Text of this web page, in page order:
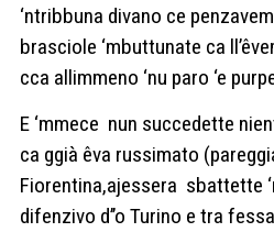
‘ntribbuna divano ce
brasciole ‘mbuttunate ca
cca allimmeno ‘nu paro ‘e
E ‘mmece nun succedette
ca ggià êva russimato
Fiorentina,ajessera sbattette
difenzivo d’’o Turino e tra